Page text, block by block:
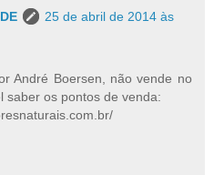
25 de abril de 2014 às
André Boersen, não vende no
saber os pontos de venda: